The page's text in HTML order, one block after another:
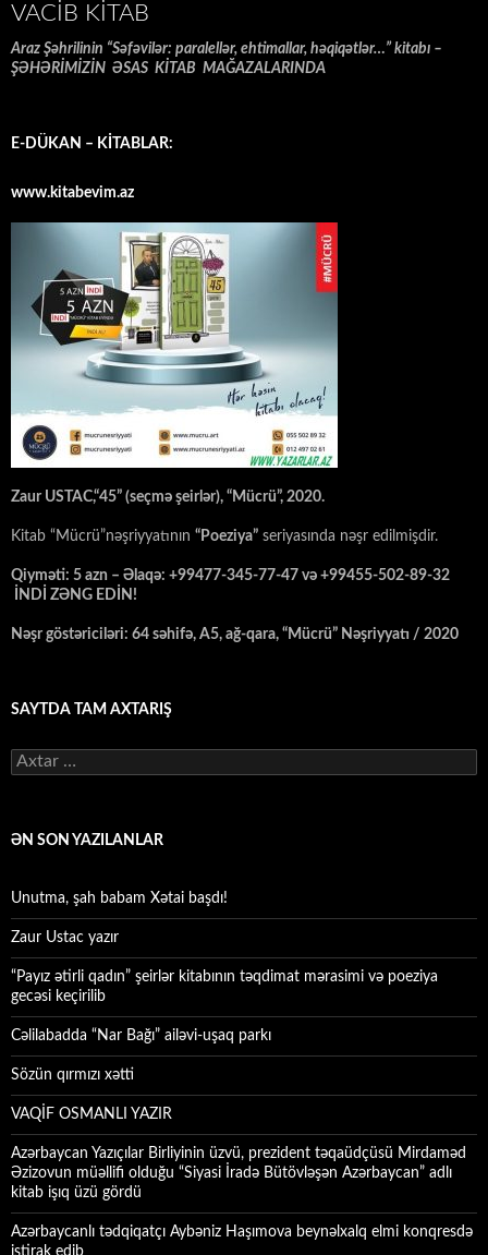
VACIB KITAB
Araz Şəhrilinin “Səfəvilər: paralellər, ehtimallar, həqiqətlər…” kitabı –
ŞƏHƏRİMİZİN ƏSAS KİTAB MAĞAZALARINDA
E-DÜKAN – KİTABLAR:
www.kitabevim.az
Zaur USTAC,“45” (seçmə şeirlər), “Mücrü”, 2020.
Kitab “Mücrü”nəşriyyatının “Poeziya” seriyasında nəşr edilmişdir.
Qiyməti: 5 azn – Əlaqə: +99477-345-77-47 və +99455-502-89-32
İNDİ ZƏNG EDİN!
Nəşr göstəriciləri: 64 səhifə, A5, ağ-qara, “Mücrü” Nəşriyyatı / 2020
SAYTDA TAM AXTARIŞ
Axtarış:
ƏN SON YAZILANLAR
Unutma, şah babam Xətai başdı!
Zaur Ustac yazır
“Payız ətirli qadın” şeirlər kitabının təqdimat mərasimi və poeziya
gecəsi keçirilib
Cəlilabadda “Nar Bağı” ailəvi-uşaq parkı
Sözün qırmızı xətti
VAQİF OSMANLI YAZIR
Azərbaycan Yazıçılar Birliyinin üzvü, prezident təqaüdçüsü Mirdaməd
Əzizovun müəllifi olduğu “Siyasi İradə Bütövləşən Azərbaycan” adlı
kitab işıq üzü gördü
Azərbaycanlı tədqiqatçı Aybəniz Haşımova beynəlxalq elmi konqresdə